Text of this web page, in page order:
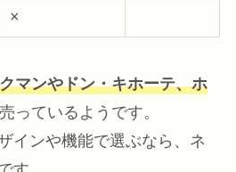
×
マンやドン・キホーテ、ホ
っているようです。
インや機能で選ぶなら、ネ